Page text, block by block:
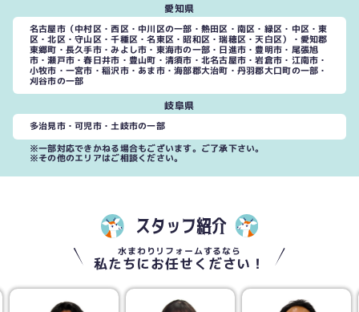
愛知県
名古屋市（中村区・西区・中川区の一部・熱田区・南区・緑区・中区・東
区・北区・守山区・千種区・名東区・昭和区・瑞穂区・天白区）・愛知郡
東郷町・長久手市・みよし市・東海市の一部・日進市・豊明市・尾張旭
市・瀬戸市・春日井市・豊山町・清須市・北名古屋市・岩倉市・江南市・
小牧市・一宮市・稲沢市・あま市・海部郡大治町・丹羽郡大口町の一部・
刈谷市の一部
岐阜県
多治見市・可児市・土岐市の一部
※一部対応できかねる場合もございます。ご了承下さい。
※その他のエリアはご相談ください。
スタッフ紹介
水まわりリフォームするなら
私たちにお任せください！